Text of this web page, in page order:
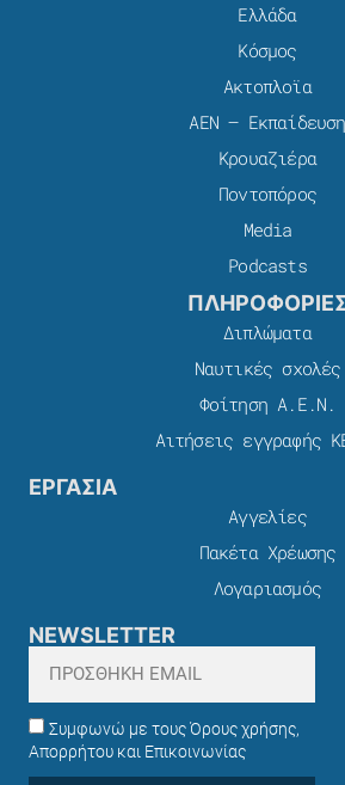
Ελλάδα
Κόσμος
Ακτοπλοϊα
ΑΕΝ – Εκπαίδευση
Κρουαζιέρα
Ποντοπόρος
Media
Podcasts
Διπλώματα
Ναυτικές σχολές
Φοίτηση Α.Ε.Ν.
Αιτήσεις εγγραφής
ΕΡΓΑΣΙΑ
Αγγελίες
Πακέτα Χρέωσης​
Λογαριασμός
NEWSLETTER
Συμφωνώ με τους Όρους χρήσης,
Απορρήτου και Επικοινωνίας